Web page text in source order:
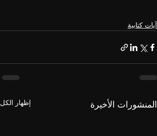
آيات كتابية
المنشورات الأخيرة إظهار الكل